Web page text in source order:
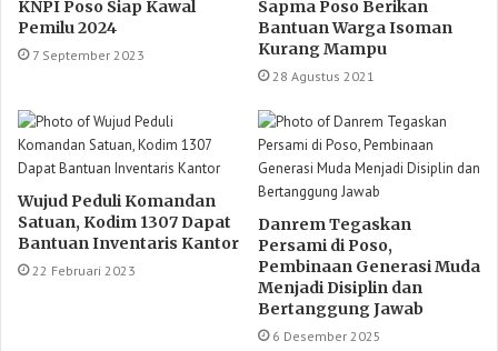
KNPI Poso Siap Kawal
Pemilu 2024
7 September 2023
Sapma Poso Berikan
Bantuan Warga Isoman
Kurang Mampu
28 Agustus 2021
Wujud Peduli Komandan
Satuan, Kodim 1307 Dapat
Bantuan Inventaris Kantor
22 Februari 2023
Danrem Tegaskan
Persami di Poso,
Pembinaan Generasi Muda
Menjadi Disiplin dan
Bertanggung Jawab
6 Desember 2025